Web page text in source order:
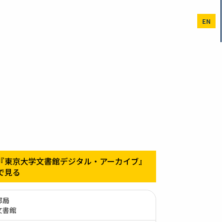
EN
『東京大学文書館デジタル・アーカイブ』
見る
局
書館